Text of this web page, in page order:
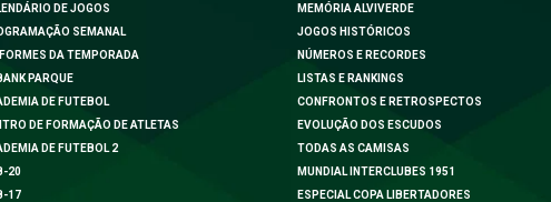
DE JOGOS
SEMANAL
DA TEMPORADA
PARQUE
DE FUTEBOL
DE FORMAÇÃO DE ATLETAS
DE FUTEBOL 2
20
17
MEMÓRIA ALVIVERDE
JOGOS HISTÓRICOS
NÚMEROS E RECORDES
LISTAS E RANKINGS
CONFRONTOS E RETROSPECTOS
EVOLUÇÃO DOS ESCUDOS
TODAS AS CAMISAS
MUNDIAL INTERCLUBES 1951
ESPECIAL COPA LIBERTADORES